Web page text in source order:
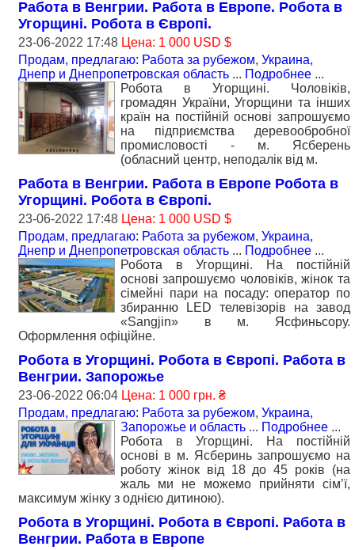
Работа в Венгрии. Работа в Европе. Робота в
Угорщині. Робота в Європі.
23-06-2022 17:48 Цена: 1 000 USD $
Продам, предлагаю: Работа за рубежом, Украина,
Днепр и Днепропетровская область ... Подробнее ...
Робота в Угорщині. Чоловіків,
громадян України, Угорщини та інших
країн на постійній основі запрошуємо
на підприємства деревообробної
промисловості - м. Ясберень
(обласний центр, неподалік від м.
Работа в Венгрии. Работа в Европе Робота в
Угорщині. Робота в Європі.
23-06-2022 17:48 Цена: 1 000 USD $
Продам, предлагаю: Работа за рубежом, Украина,
Днепр и Днепропетровская область ... Подробнее ...
Робота в Угорщині. На постійній
основі запрошуємо чоловіків, жінок та
сімейні пари на посаду: оператор по
збиранню LED телевізорів на завод
«Sangjin» в м. Ясфиньсору.
Оформлення офіційне.
Робота в Угорщині. Робота в Європі. Работа в
Венгрии. Запорожье
23-06-2022 06:04 Цена: 1 000 грн. ₴
Продам, предлагаю: Работа за рубежом, Украина,
Запорожье и область ... Подробнее ...
Робота в Угорщині. На постійній
основі в м. Ясберинь запрошуємо на
роботу жінок від 18 до 45 років (на
жаль ми не можемо прийняти сім’ї,
максимум жінку з однією дитиною).
Робота в Угорщині. Робота в Європі. Работа в
Венгрии. Работа в Европе